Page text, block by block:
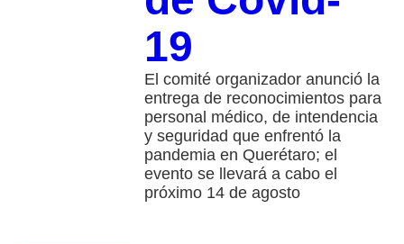
19
El comité organizador anunció la
entrega de reconocimientos para
personal médico, de intendencia
y seguridad que enfrentó la
pandemia en Querétaro; el
evento se llevará a cabo el
próximo 14 de agosto